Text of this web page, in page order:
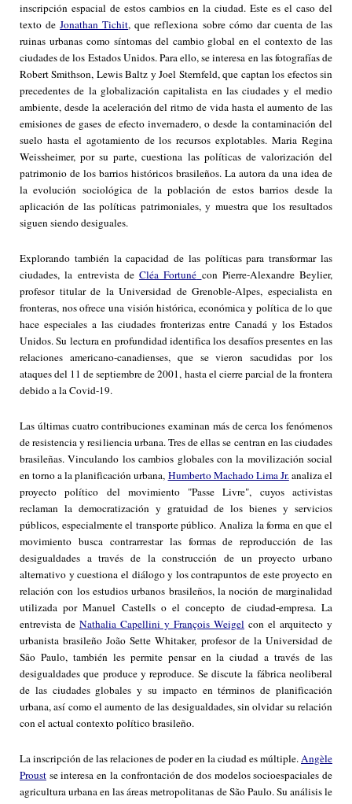
inscripción espacial de estos cambios en la ciudad. Este es el caso del
texto deJonathan Tichit, que reflexiona sobre cómo dar cuenta de las
ruinas urbanas como síntomas del cambio global en el contexto de las
ciudades de los Estados Unidos. Para ello, se interesa en las fotografías de
Robert Smithson, Lewis Baltz y Joel Sternfeld, que captan los efectos sin
precedentes de la globalización capitalista en las ciudades y el medio
ambiente, desde la aceleración del ritmo de vida hasta el aumento de las
emisiones de gases de efecto invernadero, o desde la contaminación del
suelo hasta el agotamiento de los recursos explotables. Maria Regina
Weissheimer, por su parte, cuestiona las políticas de valorización del
patrimonio de los barrios históricos brasileños. La autora da una idea de
la evolución sociológica de la población de estos barrios desde la
aplicación de las políticas patrimoniales, y muestra que los resultados
siguen siendo desiguales.
Explorando también la capacidad de las políticas para transformar las
ciudades, la entrevista de Cléa Fortuné con Pierre-Alexandre Beylier,
profesor titular de la Universidad de Grenoble-Alpes, especialista en
fronteras, nos ofrece una visión histórica, económica y política de lo que
hace especiales a las ciudades fronterizas entre Canadá y los Estados
Unidos. Su lectura en profundidad identifica los desafíos presentes en las
relaciones americano-canadienses, que se vieron sacudidas por los
ataques del 11 de septiembre de 2001, hasta el cierre parcial de la frontera
debido a la Covid-19.
Las últimas cuatro contribuciones examinan más de cerca los fenómenos
de resistencia y resiliencia urbana. Tres de ellas se centran en las ciudades
brasileñas. Vinculando los cambios globales con la movilización social
en torno a la planificación urbana, Humberto Machado Lima Jr.analiza el
proyecto político del movimiento "Passe Livre", cuyos activistas
reclaman la democratización y gratuidad de los bienes y servicios
públicos, especialmente el transporte público. Analiza la forma en que el
movimiento busca contrarrestar las formas de reproducción de las
desigualdades a través de la construcción de un proyecto urbano
alternativo y cuestiona el diálogo y los contrapuntos de este proyecto en
relación con los estudios urbanos brasileños, la noción de marginalidad
utilizada por Manuel Castells o el concepto de ciudad-empresa. La
entrevista de Nathalia Capellini y François Weigel con el arquitecto y
urbanista brasileño João Sette Whitaker, profesor de la Universidad de
São Paulo, también les permite pensar en la ciudad a través de las
desigualdades que produce y reproduce. Se discute la fábrica neoliberal
de las ciudades globales y su impacto en términos de planificación
urbana, así como el aumento de las desigualdades, sin olvidar su relación
con el actual contexto político brasileño.
La inscripción de las relaciones de poder en la ciudad es múltiple.Angèle
Proust se interesa en la confrontación de dos modelos socioespaciales de
agricultura urbana en las áreas metropolitanas de São Paulo. Su análisis le